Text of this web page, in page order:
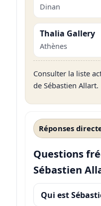
Dinan
Thalia Gallery
Athènes
Consulter la liste
de Sébastien Allart.
Réponses
Questions
Sébastien
Qui est